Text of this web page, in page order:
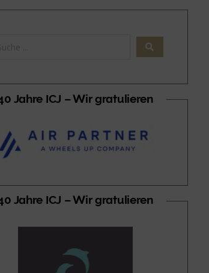
Jahre ICJ – Wir gratulieren
Jahre ICJ – Wir gratulieren